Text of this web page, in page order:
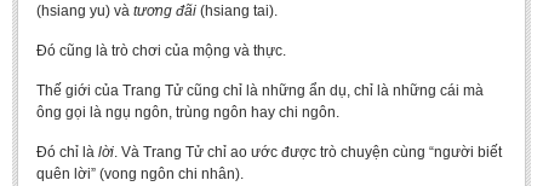
(hsiang yu) và tương đãi (hsiang tai).
Đó cũng là trò chơi của mộng và thực.
Thế giới của Trang Tử cũng chỉ là những ẩn dụ, chỉ là những cái mà
ông gọi là ngụ ngôn, trùng ngôn hay chi ngôn.
Đó chỉ là lời. Và Trang Tử chỉ ao ước được trò chuyện cùng “người biết
quên lời” (vong ngôn chi nhân).